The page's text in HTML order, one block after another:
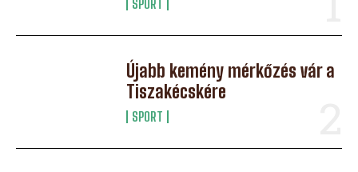
SPORT
Újabb kemény mérkőzés vár a
Tiszakécskére
SPORT